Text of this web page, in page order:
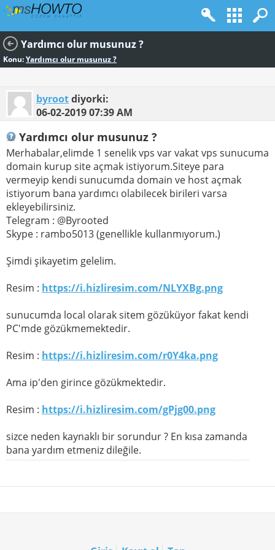
Yardımcı olur musunuz ?
Konu:Yardımcı olur musunuz ?
byrootdiyorki:
06-02-201907:39 AM
Yardımcı olur musunuz ?
Merhabalar,elimde 1 senelik vps var vakat vps sunucuma
domain kurup site açmak istiyorum.Siteye para
vermeyip kendi sunucumda domain ve host açmak
istiyorum bana yardımcı olabilecek birileri varsa
ekleyebilirsiniz.
Telegram : @Byrooted
Skype : rambo5013 (genellikle kullanmıyorum.)
Şimdi şikayetim gelelim.
Resim : https://i.hizliresim.com/NLYXBg.png
sunucumda local olarak sitem gözüküyor fakat kendi
PC'mde gözükmemektedir.
Resim : https://i.hizliresim.com/r0Y4ka.png
Ama ip'den girince gözükmektedir.
Resim : https://i.hizliresim.com/gPjg00.png
sizce neden kaynaklı bir sorundur ? En kısa zamanda
bana yardım etmeniz dileğile.